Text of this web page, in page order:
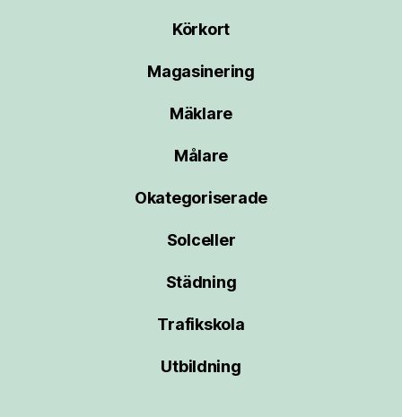
Körkort
Magasinering
Mäklare
Målare
Okategoriserade
Solceller
Städning
Trafikskola
Utbildning